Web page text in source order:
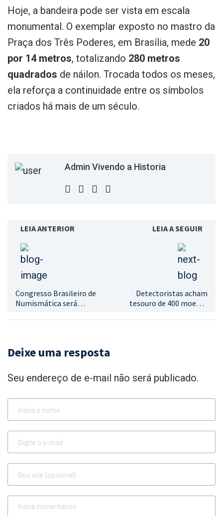
Hoje, a bandeira pode ser vista em escala
monumental. O exemplar exposto no mastro da
Praça dos Três Poderes, em Brasília, mede 20
por 14 metros, totalizando 280 metros
quadrados de náilon. Trocada todos os meses,
ela reforça a continuidade entre os símbolos
criados há mais de um século.
Admin Vivendo a Historia
LEIA ANTERIOR
Congresso Brasileiro de
Numismática será
dezembro em São Paulo
LEIA A SEGUIR
Detectoristas acham
tesouro de 400 moedas
sul da Inglaterra
Deixe uma resposta
Seu endereço de e-mail não será publicado.